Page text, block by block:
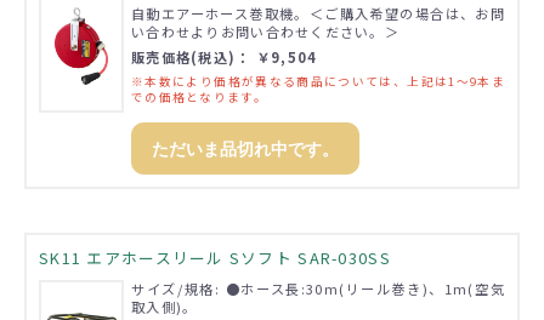
自動エアーホース巻取機。＜ご購入希望の場合は、お問
い合わせよりお問い合わせください。＞
販売価格(税込)： ￥9,504
※本数により価格が異なる商品については、上記は1～9本ま
での価格となります。
ただいま品切れ中です。
SK11 エアホースリール Sソフト SAR-030SS
サイズ/規格: ●ホース長:30m(リール巻き)、1m(空気
取入側)。